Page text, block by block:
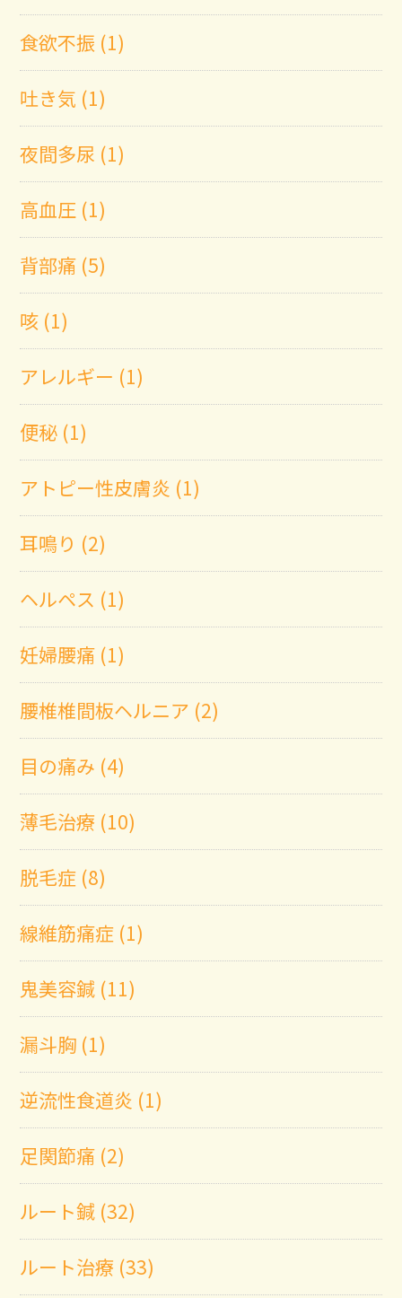
食欲不振 (1)
吐き気 (1)
夜間多尿 (1)
高血圧 (1)
背部痛 (5)
咳 (1)
アレルギー (1)
便秘 (1)
アトピー性皮膚炎 (1)
耳鳴り (2)
ヘルペス (1)
妊婦腰痛 (1)
腰椎椎間板ヘルニア (2)
目の痛み (4)
薄毛治療 (10)
脱毛症 (8)
線維筋痛症 (1)
鬼美容鍼 (11)
漏斗胸 (1)
逆流性食道炎 (1)
足関節痛 (2)
ルート鍼 (32)
ルート治療 (33)